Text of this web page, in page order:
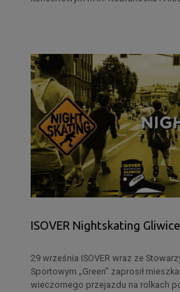
ISOVER Nightskating
29 września ISOVER wraz ze
Sportowym „Green” zaprosił
wieczornego przejazdu na rolkach